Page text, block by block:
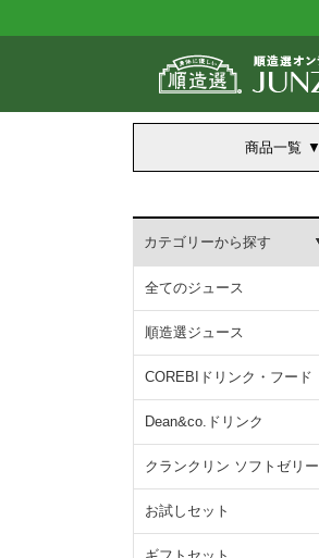
商品一覧
カテゴリーから探す
全てのジュース
順造選ジュース
COREBIドリンク・フード
Dean&co.ドリンク
クランクリン ソフトゼリー
お試しセット